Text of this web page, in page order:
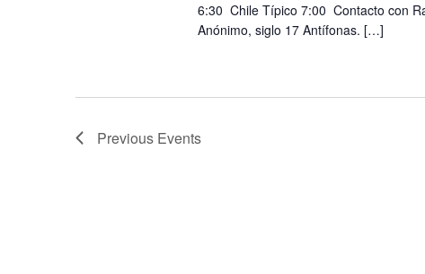
6:30 Chile Típico 7:00 Contacto con
Anónimo, siglo 17 Antífonas. […]
Previous Events